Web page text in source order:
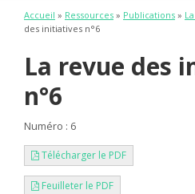
Accueil » Ressources » Publications »
des initiatives n°6
La revue des
n°6
Numéro : 6
Télécharger le PDF
Feuilleter le PDF